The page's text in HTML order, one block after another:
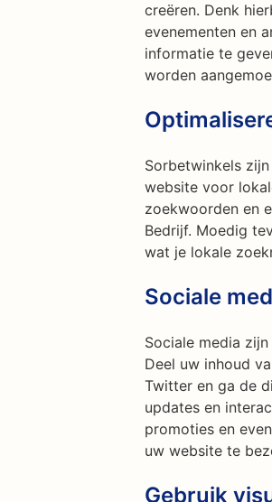
creëren. Denk
evenementen en
informatie te
worden
Sorbetwinkels
website voor
zoekwoorden en
Bedrijf. Moedig
wat je lokale
Sociale
Sociale media
Deel uw inhoud
Twitter en ga de
updates en
promoties en
uw website te
Gebruik